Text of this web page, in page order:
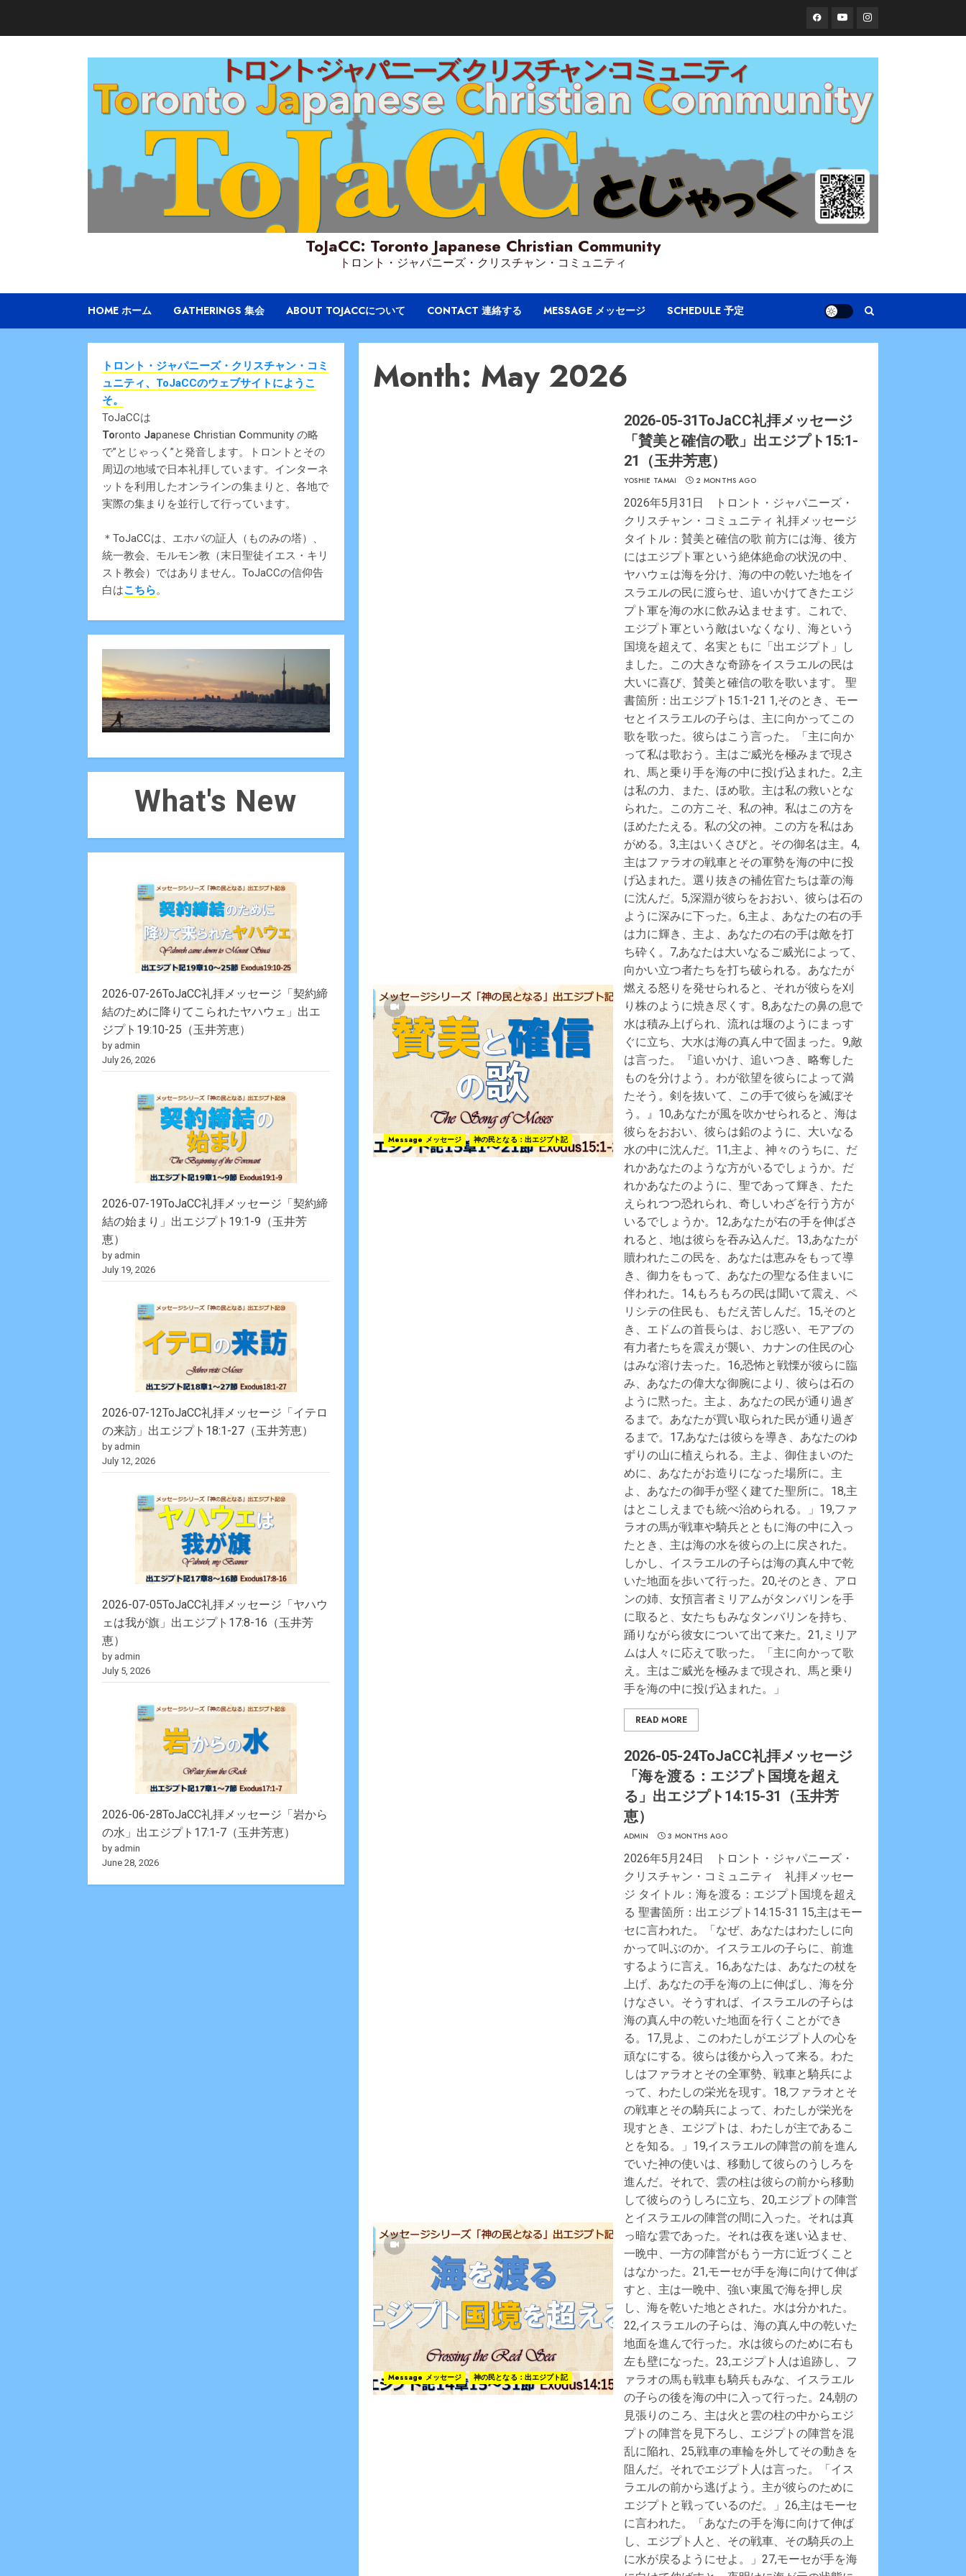
FacebookYouTubeInstagram
ToJaCC: Toronto Japanese Christian Community
トロント・ジャパニーズ・クリスチャン・コミュニティ
HOME ホーム GATHERINGS 集会 ABOUT TOJACCについて CONTACT 連絡する MESSAGE メッセージ SCHEDULE 予定
Month: May 2026
Message メッセージ 神の民となる：出エジプト記
2026-05-31ToJaCC礼拝メッセージ
「賛美と確信の歌」出エジプト15:1-
21（玉井芳恵）
YOSHIE TAMAI 2 MONTHS AGO
2026年5月31日 トロント・ジャパニーズ・
クリスチャン・コミュニティ 礼拝メッセージ
タイトル：賛美と確信の歌 前方には海、後方
にはエジプト軍という絶体絶命の状況の中、
ヤハウェは海を分け、海の中の乾いた地をイ
スラエルの民に渡らせ、追いかけてきたエジ
プト軍を海の水に飲み込ませます。これで、
エジプト軍という敵はいなくなり、海という
国境を超えて、名実ともに「出エジプト」し
ました。この大きな奇跡をイスラエルの民は
大いに喜び、賛美と確信の歌を歌います。 聖
書箇所：出エジプト15:1-21 1,そのとき、モー
セとイスラエルの子らは、主に向かってこの
歌を歌った。彼らはこう言った。「主に向か
って私は歌おう。主はご威光を極みまで現さ
れ、馬と乗り手を海の中に投げ込まれた。2,主
は私の力、また、ほめ歌。主は私の救いとな
られた。この方こそ、私の神。私はこの方を
ほめたたえる。私の父の神。この方を私はあ
がめる。3,主はいくさびと。その御名は主。4,
主はファラオの戦車とその軍勢を海の中に投
げ込まれた。選り抜きの補佐官たちは葦の海
に沈んだ。5,深淵が彼らをおおい、彼らは石の
ように深みに下った。6,主よ、あなたの右の手
は力に輝き、主よ、あなたの右の手は敵を打
ち砕く。7,あなたは大いなるご威光によって、
向かい立つ者たちを打ち破られる。あなたが
燃える怒りを発せられると、それが彼らを刈
り株のように焼き尽くす。8,あなたの鼻の息で
水は積み上げられ、流れは堰のようにまっす
ぐに立ち、大水は海の真ん中で固まった。9,敵
は言った。『追いかけ、追いつき、略奪した
ものを分けよう。わが欲望を彼らによって満
たそう。剣を抜いて、この手で彼らを滅ぼそ
う。』10,あなたが風を吹かせられると、海は
彼らをおおい、彼らは鉛のように、大いなる
水の中に沈んだ。11,主よ、神々のうちに、だ
れかあなたのような方がいるでしょうか。だ
れかあなたのように、聖であって輝き、たた
えられつつ恐れられ、奇しいわざを行う方が
いるでしょうか。12,あなたが右の手を伸ばさ
れると、地は彼らを吞み込んだ。13,あなたが
贖われたこの民を、あなたは恵みをもって導
き、御力をもって、あなたの聖なる住まいに
伴われた。14,もろもろの民は聞いて震え、ペ
リシテの住民も、もだえ苦しんだ。15,そのと
き、エドムの首長らは、おじ惑い、モアブの
有力者たちを震えが襲い、カナンの住民の心
はみな溶け去った。16,恐怖と戦慄が彼らに臨
み、あなたの偉大な御腕により、彼らは石の
ように黙った。主よ、あなたの民が通り過ぎ
るまで。あなたが買い取られた民が通り過ぎ
るまで。17,あなたは彼らを導き、あなたのゆ
ずりの山に植えられる。主よ、御住まいのた
めに、あなたがお造りになった場所に。主
よ、あなたの御手が堅く建てた聖所に。18,主
はとこしえまでも統べ治められる。」19,ファ
ラオの馬が戦車や騎兵とともに海の中に入っ
たとき、主は海の水を彼らの上に戻された。
しかし、イスラエルの子らは海の真ん中で乾
いた地面を歩いて行った。20,そのとき、アロ
ンの姉、女預言者ミリアムがタンバリンを手
に取ると、女たちもみなタンバリンを持ち、
踊りながら彼女について出て来た。21,ミリア
ムは人々に応えて歌った。「主に向かって歌
え。主はご威光を極みまで現され、馬と乗り
手を海の中に投げ込まれた。」
READ MORE
Message メッセージ 神の民となる：出エジプト記
2026-05-24ToJaCC礼拝メッセージ
「海を渡る：エジプト国境を超え
る」出エジプト14:15-31（玉井芳
恵）
ADMIN 3 MONTHS AGO
2026年5月24日 トロント・ジャパニーズ・
クリスチャン・コミュニティ 礼拝メッセー
ジ タイトル：海を渡る：エジプト国境を超え
る 聖書箇所：出エジプト14:15-31 15,主はモー
セに言われた。「なぜ、あなたはわたしに向
かって叫ぶのか。イスラエルの子らに、前進
するように言え。16,あなたは、あなたの杖を
上げ、あなたの手を海の上に伸ばし、海を分
けなさい。そうすれば、イスラエルの子らは
海の真ん中の乾いた地面を行くことができ
る。17,見よ、このわたしがエジプト人の心を
頑なにする。彼らは後から入って来る。わた
しはファラオとその全軍勢、戦車と騎兵によ
って、わたしの栄光を現す。18,ファラオとそ
の戦車とその騎兵によって、わたしが栄光を
現すとき、エジプトは、わたしが主であるこ
とを知る。」19,イスラエルの陣営の前を進ん
でいた神の使いは、移動して彼らのうしろを
進んだ。それで、雲の柱は彼らの前から移動
して彼らのうしろに立ち、20,エジプトの陣営
とイスラエルの陣営の間に入った。それは真
っ暗な雲であった。それは夜を迷い込ませ、
一晩中、一方の陣営がもう一方に近づくこと
はなかった。21,モーセが手を海に向けて伸ば
すと、主は一晩中、強い東風で海を押し戻
し、海を乾いた地とされた。水は分かれた。
22,イスラエルの子らは、海の真ん中の乾いた
地面を進んで行った。水は彼らのために右も
左も壁になった。23,エジプト人は追跡し、フ
ァラオの馬も戦車も騎兵もみな、イスラエル
の子らの後を海の中に入って行った。24,朝の
見張りのころ、主は火と雲の柱の中からエジ
プトの陣営を見下ろし、エジプトの陣営を混
乱に陥れ、25,戦車の車輪を外してその動きを
阻んだ。それでエジプト人は言った。「イス
ラエルの前から逃げよう。主が彼らのために
エジプトと戦っているのだ。」26,主はモーセ
に言われた。「あなたの手を海に向けて伸ば
し、エジプト人と、その戦車、その騎兵の上
に水が戻るようにせよ。」27,モーセが手を海
トロント・ジャパニーズ・クリスチャン・コミ
ュニティ、ToJaCCのウェブサイトにようこ
そ。
ToJaCCは
Toronto Japanese Christian Community の略
で”とじゃっく”と発音します。トロントとその
周辺の地域で日本礼拝しています。インターネ
ットを利用したオンラインの集まりと、各地で
実際の集まりを並行して行っています。
＊ToJaCCは、エホバの証人（ものみの塔）、
統一教会、モルモン教（末日聖徒イエス・キリ
スト教会）ではありません。ToJaCCの信仰告
白はこちら。
What's New
2026-07-26ToJaCC礼拝メッセージ「契約締
結のために降りてこられたヤハウェ」出エ
ジプト19:10-25（玉井芳恵）
by admin
July 26, 2026
2026-07-19ToJaCC礼拝メッセージ「契約締
結の始まり」出エジプト19:1-9（玉井芳
恵）
by admin
July 19, 2026
2026-07-12ToJaCC礼拝メッセージ「イテロ
の来訪」出エジプト18:1-27（玉井芳恵）
by admin
July 12, 2026
2026-07-05ToJaCC礼拝メッセージ「ヤハウ
ェは我が旗」出エジプト17:8-16（玉井芳
恵）
by admin
July 5, 2026
2026-06-28ToJaCC礼拝メッセージ「岩から
の水」出エジプト17:1-7（玉井芳恵）
by admin
June 28, 2026